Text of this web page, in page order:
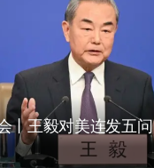
丨王毅对美连发五问